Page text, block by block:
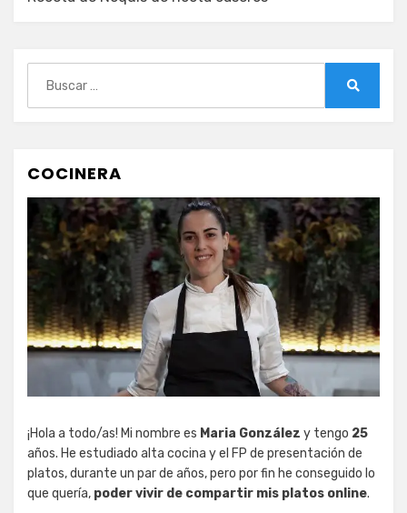
COCINERA
¡Hola a todo/as! Mi nombre es Maria González y tengo 25
años. He estudiado alta cocina y el FP de presentación de
platos, durante un par de años, pero por fin he conseguido lo
que quería, poder vivir de compartir mis platos online.